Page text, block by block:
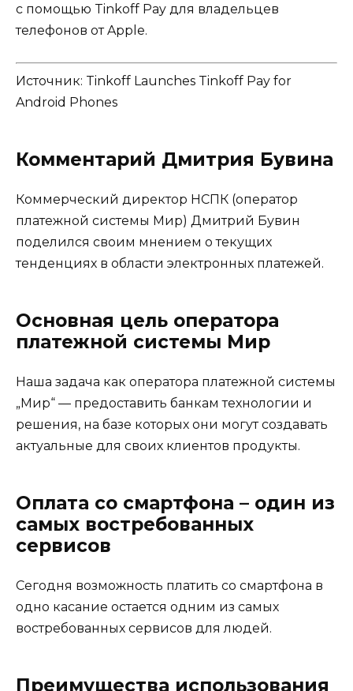
с помощью Tinkoff Pay для владельцев
телефонов от Apple.
Источник: Tinkoff Launches Tinkoff Pay for
Android Phones
Комментарий Дмитрия Бувина
Коммерческий директор НСПК (оператор
платежной системы Мир) Дмитрий Бувин
поделился своим мнением о текущих
тенденциях в области электронных платежей.
Основная цель оператора
платежной системы Мир
Наша задача как оператора платежной системы
„Мир“ — предоставить банкам технологии и
решения, на базе которых они могут создавать
актуальные для своих клиентов продукты.
Оплата со смартфона – один из
самых востребованных
сервисов
Сегодня возможность платить со смартфона в
одно касание остается одним из самых
востребованных сервисов для людей.
Преимущества использования